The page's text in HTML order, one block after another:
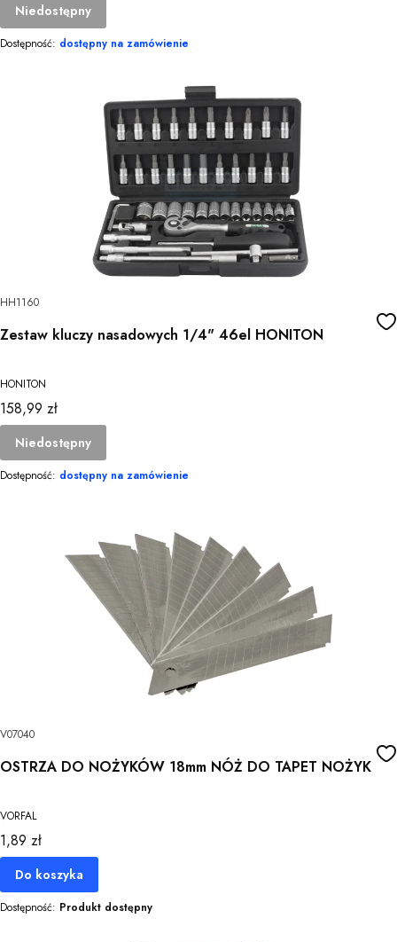
Niedostępny
Dostępność: dostępny na zamówienie
HH1160
Zestaw kluczy nasadowych 1/4" 46el HONITON
HONITON
Cena
158,99 zł
Niedostępny
Dostępność: dostępny na zamówienie
V07040
OSTRZA DO NOŻYKÓW 18mm NÓŻ DO TAPET NOŻYK
VORFAL
Cena
1,89 zł
Do koszyka
Dostępność: Produkt dostępny